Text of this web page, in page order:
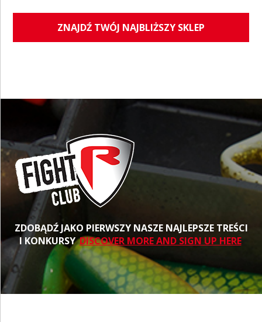
ZNAJDŹ TWÓJ NAJBLIŻSZY SKLEP
ZDOBĄDŹ JAKO PIERWSZY NASZE NAJLEPSZE TREŚCI
I KONKURSYDISCOVER MORE AND SIGN UP HERE